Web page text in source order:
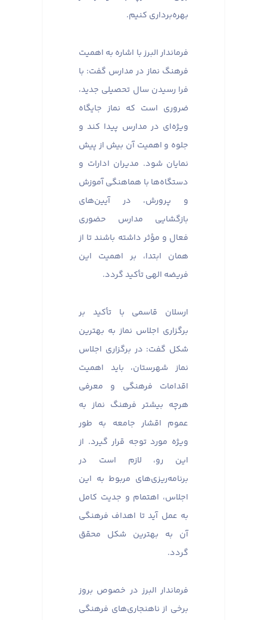
بهره‌برداری کنیم.
فرماندار البرز با اشاره به اهمیت
فرهنگ نماز در مدارس گفت: با
فرا رسیدن سال تحصیلی جدید،
ضروری است که نماز جایگاه
ویژه‌ای در مدارس پیدا کند و
جلوه و اهمیت آن بیش از پیش
نمایان شود. مدیران ادارات و
دستگاه‌ها با هماهنگی آموزش
و پرورش، در آیین‌های
بازگشایی مدارس حضوری
فعال و مؤثر داشته باشند تا از
همان ابتدا، بر اهمیت این
فریضه الهی تأکید گردد.
ارسلان قاسمی با تأکید بر
برگزاری اجلاس نماز به بهترین
شکل گفت: در برگزاری اجلاس
نماز شهرستان، باید اهمیت
اقدامات فرهنگی و معرفی
هرچه بیشتر فرهنگ نماز به
عموم اقشار جامعه به طور
ویژه مورد توجه قرار گیرد. از
این رو، لازم است در
برنامه‌ریزی‌های مربوط به این
اجلاس، اهتمام و جدیت کامل
به عمل آید تا اهداف فرهنگی
آن به بهترین شکل محقق
گردد.
فرماندار البرز در خصوص بروز
برخی از ناهنجاری‌های فرهنگی